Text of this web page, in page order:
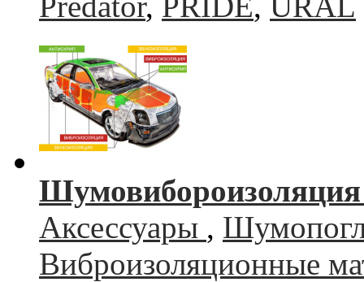
Аксессуары ,
Виброизоляционные